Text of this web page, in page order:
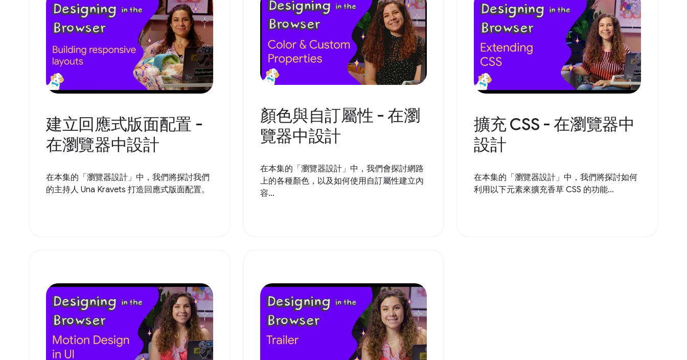
建立回應式版面配置 -
在瀏覽器中設計
在本集的「瀏覽器設計」中，我們將探討我們
的主持人 Una Kravets 打造回應式版面配置。
顏色與自訂屬性 - 在瀏
覽器中設計
在本集的「瀏覽器設計」中，我們會探討網路
上的各種顏色，以及如何使用自訂屬性建立內
容...
擴充 CSS - 在瀏覽器中
設計
在本集的「瀏覽器設計」中，我們將探討如何
利用以下元素來擴充香草 CSS 的功能...